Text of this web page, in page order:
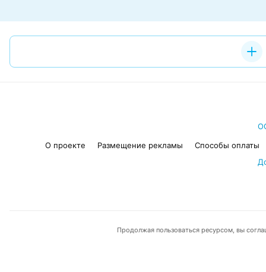
О проекте
Размещение рекламы
Способы оплаты
Продолжая пользоваться ресурсом, вы